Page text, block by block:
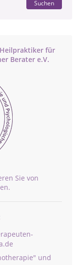
Suchen
für
Berater e.V.
Sie von
und